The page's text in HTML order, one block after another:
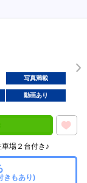
写真満載
動画あり
場２台付き♪
きもあり)